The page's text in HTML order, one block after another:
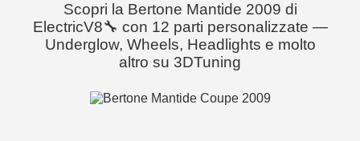
Scopri la Bertone Mantide 2009 di
ElectricV8🔧 con 12 parti personalizzate —
Underglow, Wheels, Headlights e molto
altro su 3DTuning